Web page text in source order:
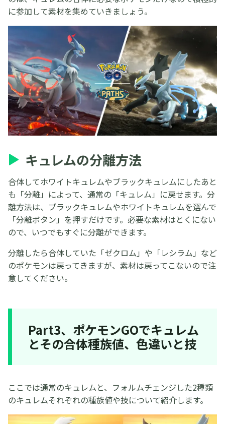
に参加して素材を集めていきましょう。
キュレムの分離方法
合体してホワイトキュレムやブラックキュレムにしたあと
も「分離」によって、通常の「キュレム」に戻せます。分
離方法は、ブラックキュレムやホワイトキュレムを選んで
「分離ボタン」を押すだけです。必要な素材はとくにない
ので、いつでもすぐに分離ができます。
分離したら合体していた「ゼクロム」や「レシラム」など
のポケモンは戻ってきますが、素材は戻ってこないので注
意してください。
Part3、ポケモンGOでキュレム
とその合体種族値、色違いと技
ここでは通常のキュレムと、フォルムチェンジした2種類
のキュレムそれぞれの種族値や技について紹介します。